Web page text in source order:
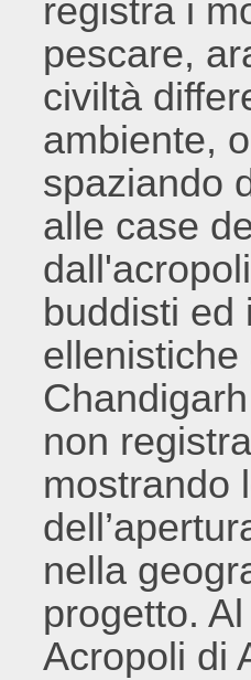
registra i
pescare,
civiltà
ambiente,
spaziando
alle case
buddisti ed
non
mostrando
nella
progetto.
Acropoli di